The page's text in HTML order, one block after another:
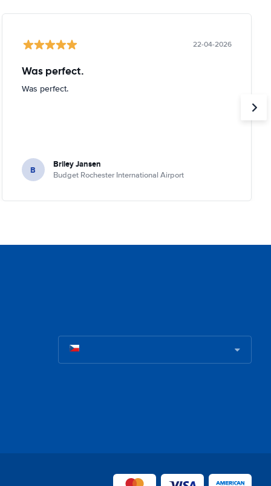
22-04-2026
Was perfect.
Was perfect.
B Briley Jansen
Budget Rochester International Airport